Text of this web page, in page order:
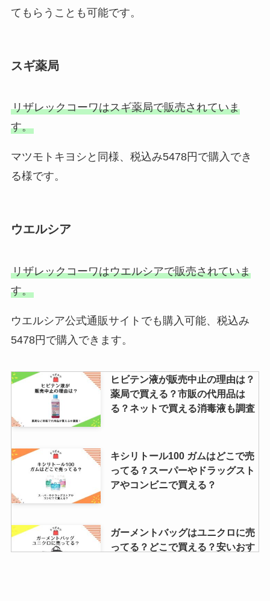
てもらうことも可能です。
スギ薬局
リザレックコーワはスギ薬局で販売されていま
す。
マツモトキヨシと同様、税込み5478円で購入でき
る様です。
ウエルシア
リザレックコーワはウエルシアで販売されていま
す。
ウエルシア公式通販サイトでも購入可能、税込み
5478円で購入できます。
ヒビテン液が販売中止の理由は？
薬局で買える？市販の代用品は
る？ネットで買える消毒液も調査
キシリトール100 ガムはどこで売
ってる？スーパーやドラッグスト
アやコンビニで買える？
ガーメントバッグはユニクロに売
ってる？どこで買える？安いおす